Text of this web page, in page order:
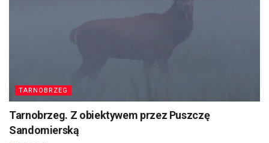
TARNOBRZEG
Tarnobrzeg. Z obiektywem przez Puszczę
Sandomierską